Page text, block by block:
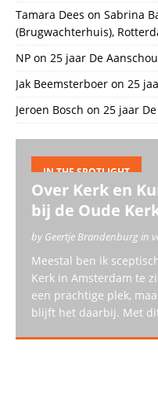
Tamara Dees on Sabrina
(Brugwachterhuis),
NP on 25 jaar De
Jak Beemsterboer on 25
Jeroen Bosch on 25 jaar
IN THE SPOTLIGHT
Over Kerk en
bij de Oude
by Geertje Brandenburg in
Meestal ben ik
Kerk in Amsterdam te
een prachtige plek,
blijft het daarbij. Met